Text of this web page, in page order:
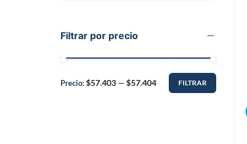
Filtrar por precio
FILTRAR
Precio:$57.403 — $57.404